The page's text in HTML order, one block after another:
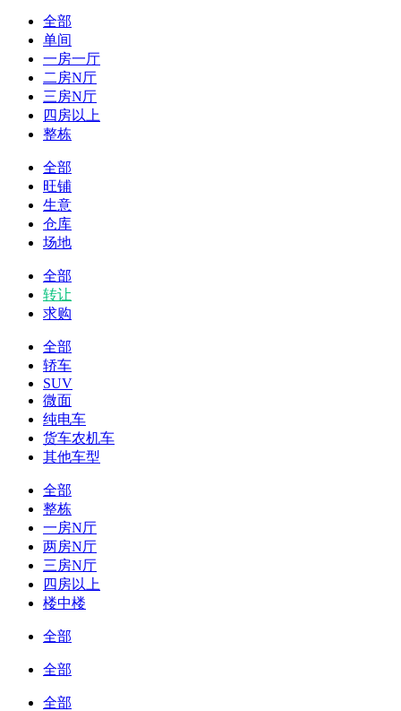
全部
单间
一房一厅
二房N厅
三房N厅
四房以上
整栋
全部
旺铺
生意
仓库
场地
全部
转让
求购
全部
轿车
SUV
微面
纯电车
货车农机车
其他车型
全部
整栋
一房N厅
两房N厅
三房N厅
四房以上
楼中楼
全部
全部
全部